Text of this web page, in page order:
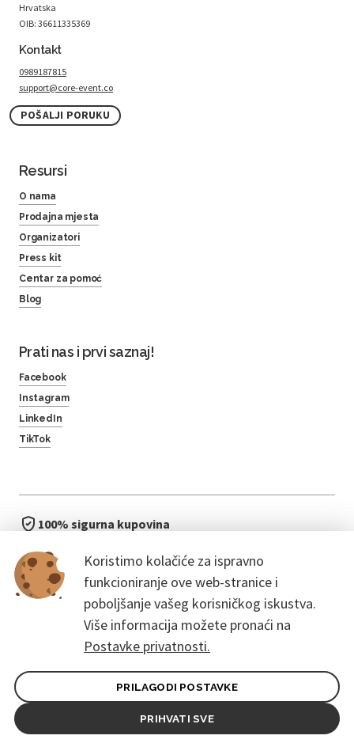
Koristimo kolačiće za ispravno
funkcioniranje ove web-stranice i
poboljšanje vašeg korisničkog iskustva.
Više informacija možete pronaći na
Postavke privatnosti.
PRILAGODI POSTAVKE
PRIHVATI SVE
Hrvatska
OIB: 36611335369
Kontakt
0989187815
support@core-event.co
POŠALJI PORUKU
Resursi
O nama
Prodajna mjesta
Organizatori
Press kit
Centar za pomoć
Blog
Prati nas i prvi saznaj!
Facebook
Instagram
LinkedIn
TikTok
100% sigurna kupovina
bez čekanja u redu
Opći uvjeti ugovora za kupce
Pravila zaštite osobnih podataka
© 2026. CoreEvent